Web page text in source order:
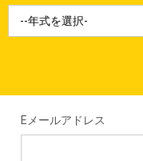
Eメールアドレス